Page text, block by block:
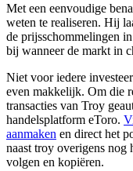
Met een eenvoudige
weten te realiseren. Hij
de prijsschommelingen
bij wanneer de markt in
Niet voor iedere
even makkelijk. Om die
transacties van Troy
handelsplatform eToro.
aanmaken en direct het
naast troy overigens nog
volgen en kopiëren.